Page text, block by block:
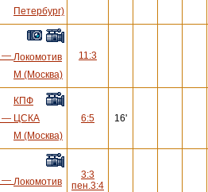
Петербург)
— Локомотив
М (Москва)
11:3
—
КПФ
ЦСКА
М (Москва)
6:5 16'
— Локомотив
3:3
пен.3:4